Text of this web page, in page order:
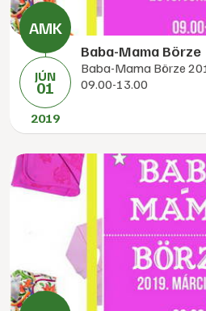
JÚN
01
2019
Baba-Mama Börze
Baba-Mama Börze
09.00-13.00